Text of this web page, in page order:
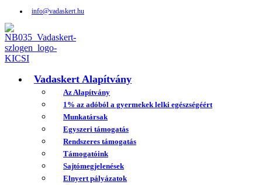
info@vadaskert.hu
Vadaskert Alapítvány
Az Alapítvány
1% az adóból a gyermekek lelki egészségéért
Munkatársak
Egyszeri támogatás
Rendszeres támogatás
Támogatóink
Sajtómegjelenések
Elnyert pályázatok